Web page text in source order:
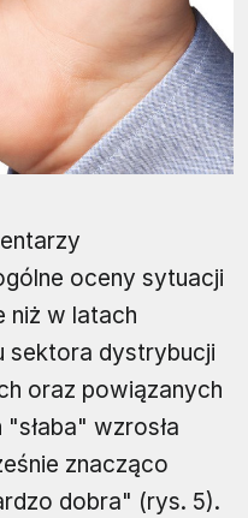
oceny sytuacji
niż w latach
sektora dystrybucji
oraz powiązanych
wzrosła
znacząco
dobra" (rys. 5).